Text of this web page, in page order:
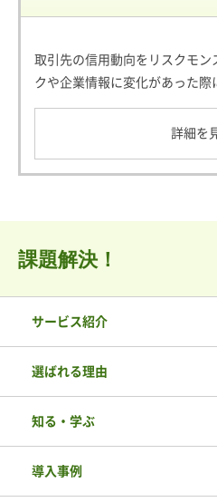
取引先の信用動向をリスクモン
クや企業情報に変化があった際
詳細を
課題解決！
サービス紹介
選ばれる理由
知る・学ぶ
導入事例